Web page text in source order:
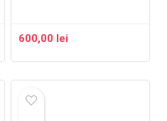
600,00 lei